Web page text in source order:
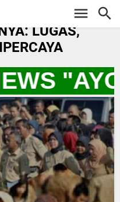
LUGAS,
"AYO